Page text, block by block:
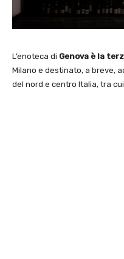
L’enoteca di Genova è la
Milano e destinato, a breve,
del nord e centro Italia, tra